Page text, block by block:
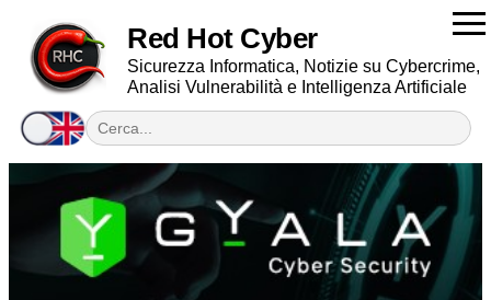
Red Hot Cyber
Sicurezza Informatica, Notizie su Cybercrime,
Analisi Vulnerabilità e Intelligenza Artificiale